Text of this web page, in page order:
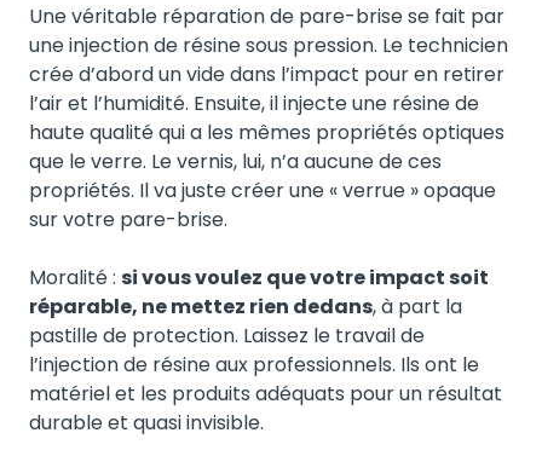
Une véritable réparation de pare-brise se fait par
une injection de résine sous pression. Le technicien
crée d’abord un vide dans l’impact pour en retirer
l’air et l’humidité. Ensuite, il injecte une résine de
haute qualité qui a les mêmes propriétés optiques
que le verre. Le vernis, lui, n’a aucune de ces
propriétés. Il va juste créer une « verrue » opaque
sur votre pare-brise.
Moralité : si vous voulez que votre impact soit
réparable, ne mettez rien dedans, à part la
pastille de protection. Laissez le travail de
l’injection de résine aux professionnels. Ils ont le
matériel et les produits adéquats pour un résultat
durable et quasi invisible.